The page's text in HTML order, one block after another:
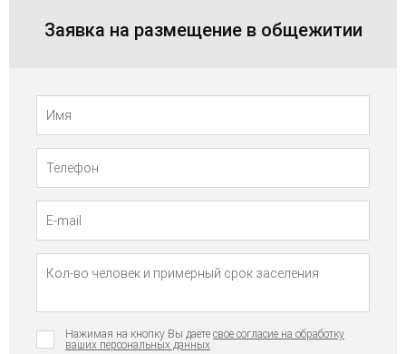
Заявка на размещение в общежитии
Нажимая на кнопку Вы даёте свое согласие на обработку
ваших персональных данных